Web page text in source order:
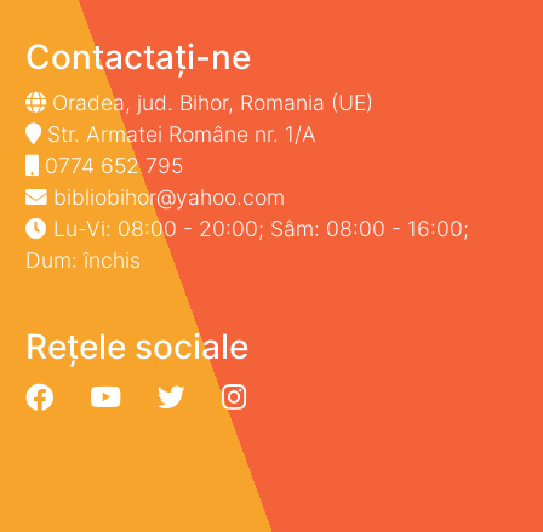
Contactați-ne
Oradea, jud. Bihor, Romania (UE)
Str. Armatei Române nr. 1/A
0774 652 795
bibliobihor@yahoo.com
Lu-Vi: 08:00 - 20:00; Sâm: 08:00 - 16:00;
Dum: închis
Rețele sociale